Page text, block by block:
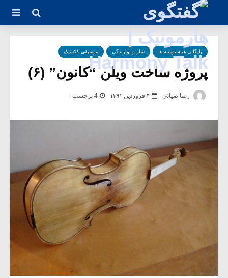
بایگانی همه نوشته ها ساز و نوازندگی موسیقی کلاسیک
پروژه ساخت ویلن “کانون” (۶)
رضا ضیائی ۴ فروردین ۱۳۹۱ 4 برچسب -